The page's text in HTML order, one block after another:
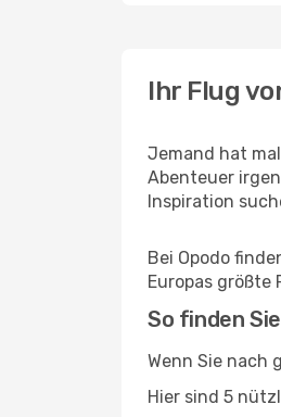
Ihr Flug
Jemand hat
Abenteuer
Inspiration
Bei Opodo
Europas größte
So finden
Wenn Sie nach
Hier sind 5